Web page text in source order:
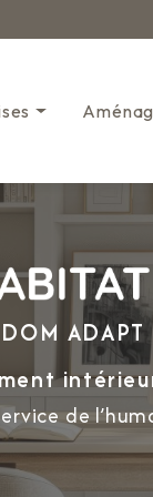
ADAPT
de